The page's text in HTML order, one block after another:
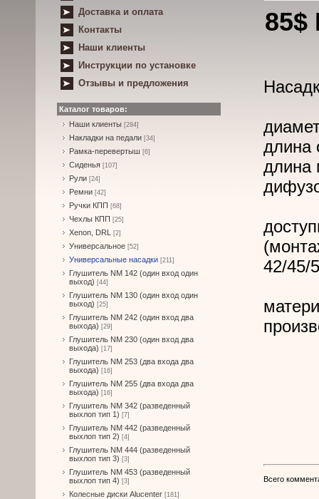
Доставка и оплата
Контакты
Наши клиенты
Инструкции по установке
Отзывы и предложения
Каталог товаров:
Наши клиенты [284]
Накладки на педали [34]
Рамка-перевертыш [6]
Сиденья [107]
Рули [24]
Ремни [42]
Ручки КПП [68]
Чехлы КПП [25]
Xenon, DRL [2]
Универсальное [52]
Универсальные насадки [211]
Глушитель NM 142 (один вход один
выход) [44]
Глушитель NM 130 (один вход один
выход) [25]
Глушитель NM 242 (один вход два
выхода) [29]
Глушитель NM 230 (один вход два
выхода) [17]
Глушитель NM 253 (два входа два
выхода) [16]
Глушитель NM 255 (два входа два
выхода) [16]
Глушитель NM 342 (разведенный
выхлоп тип 1) [7]
Глушитель NM 442 (разведенный
выхлоп тип 2) [4]
Глушитель NM 444 (разведенный
выхлоп тип 3) [3]
Глушитель NM 453 (разведенный
выхлоп тип 4) [3]
Колесные диски Alucenter [181]
85$
длина
длина
42/45/
Всего